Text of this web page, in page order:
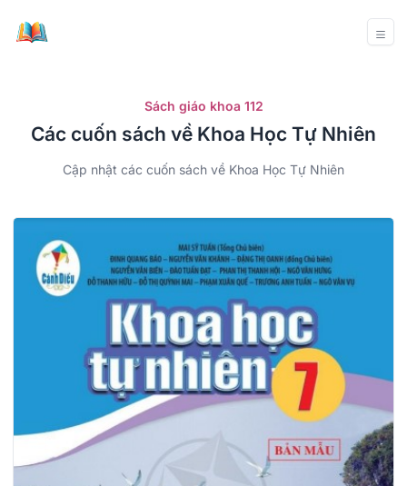
Sách giáo khoa 112
Các cuốn sách về Khoa Học Tự Nhiên
Cập nhật các cuốn sách về Khoa Học Tự Nhiên